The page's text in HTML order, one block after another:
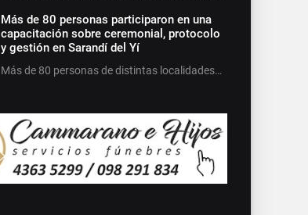
Más de 80 personas participaron en una
capacitación sobre ceremonial, protocolo
y gestión en Sarandí del Yí
Más de 80 personas de distintas localidades…